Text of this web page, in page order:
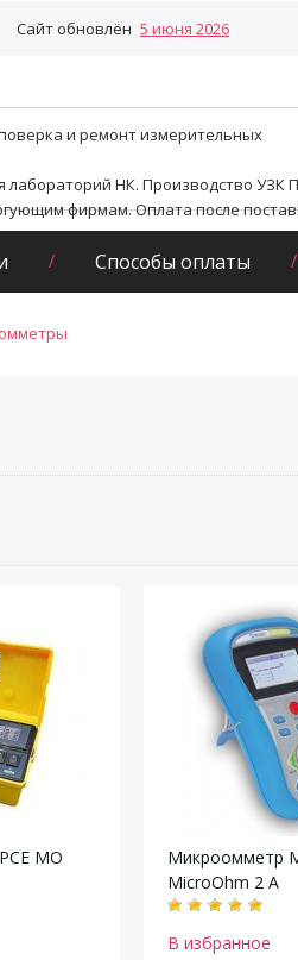
Сайт обновлён 5 июня 2026
и ремонт измерительных
лабораторий НК. Производство УЗК
фирмам. Оплата после
Способы оплаты
MO
Микроомметр
MicroOhm 2 A
В избранное